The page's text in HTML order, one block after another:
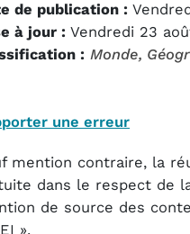
de publication :
à jour : Vendredi 23
: Monde,
une erreur
mention contraire, la
dans le respect de
de source des
».